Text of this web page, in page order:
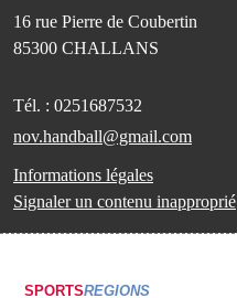
16 rue Pierre de Coubertin
85300 CHALLANS
Tél. : 0251687532
nov.handball@gmail.com
Informations légales
Signaler un contenu inapproprié
SPORTSREGIONS